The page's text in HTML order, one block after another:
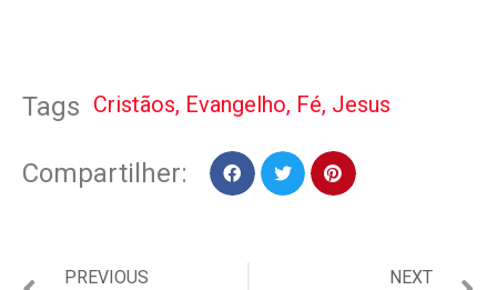
Tags Cristãos, Evangelho, Fé, Jesus
Compartilher:
PREVIOUS
NEXT